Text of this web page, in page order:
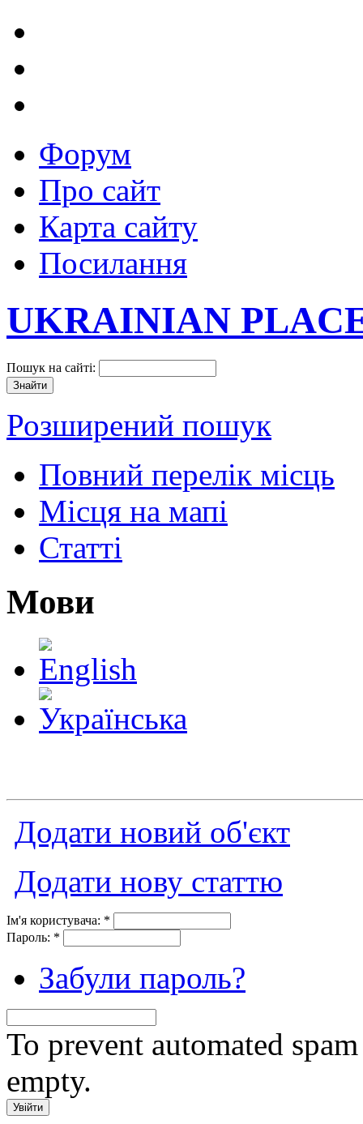
Форум
Про сайт
Карта сайту
Посилання
UKRAINIAN
Пошук на сайті:
Розширений пошук
Повний перелік місць
Місця на мапі
Статті
Мови
Додати новий об'єкт
Додати нову статтю
Ім'я користувача: *
Пароль: *
Забули пароль?
To prevent automated
empty.